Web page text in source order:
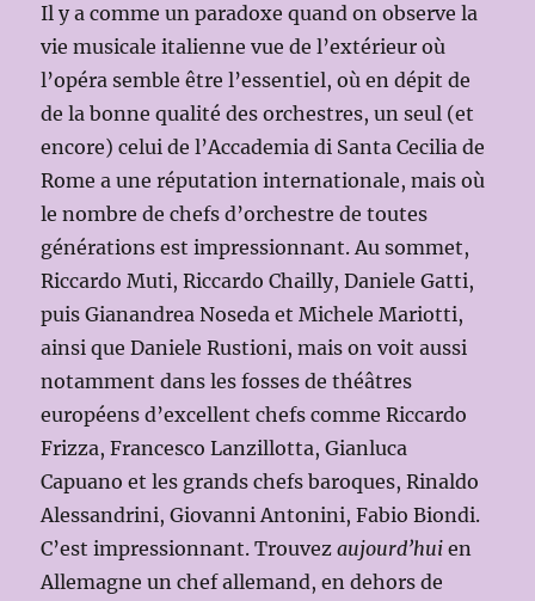
Il y a comme un paradoxe quand on observe la
vie musicale italienne vue de l’extérieur où
l’opéra semble être l’essentiel, où en dépit de
de la bonne qualité des orchestres, un seul (et
encore) celui de l’Accademia di Santa Cecilia de
Rome a une réputation internationale, mais où
le nombre de chefs d’orchestre de toutes
générations est impressionnant. Au sommet,
Riccardo Muti, Riccardo Chailly, Daniele Gatti,
puis Gianandrea Noseda et Michele Mariotti,
ainsi que Daniele Rustioni, mais on voit aussi
notamment dans les fosses de théâtres
européens d’excellent chefs comme Riccardo
Frizza, Francesco Lanzillotta, Gianluca
Capuano et les grands chefs baroques, Rinaldo
Alessandrini, Giovanni Antonini, Fabio Biondi.
C’est impressionnant. Trouvezaujourd’hui en
Allemagne un chef allemand, en dehors de